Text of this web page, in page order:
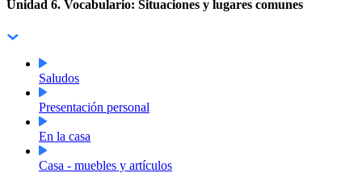
Unidad 6. Vocabulario: Situaciones y lugares comunes
Saludos
Presentación personal
En la casa
Casa - muebles y artículos